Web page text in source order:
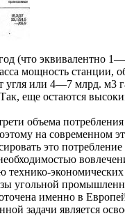
(что эквивалентно
мощность станции,
или 4—7 млрд. м3
еще остаются
объема
на современном
это
экономических
угольной
именно в
задачи является